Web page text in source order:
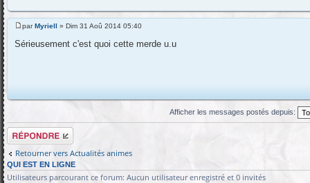
parMyriell » Dim 31 Aoû 2014 05:40
Sérieusement c'est quoi cette merde u.u
Afficher les messages postés depuis:
Répondre
Retourner vers Actualités animes
QUI EST EN LIGNE
Utilisateurs parcourant ce forum: Aucun utilisateur enregistré et 0 invités